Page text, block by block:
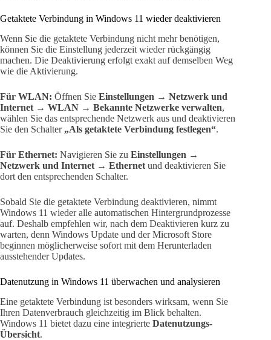
Getaktete Verbindung in Windows 11 wieder deaktivieren
Wenn Sie die getaktete Verbindung nicht mehr benötigen,
können Sie die Einstellung jederzeit wieder rückgängig
machen. Die Deaktivierung erfolgt exakt auf demselben Weg
wie die Aktivierung.
Für WLAN: Öffnen Sie Einstellungen → Netzwerk und
Internet → WLAN → Bekannte Netzwerke verwalten,
wählen Sie das entsprechende Netzwerk aus und deaktivieren
Sie den Schalter „Als getaktete Verbindung festlegen“.
Für Ethernet: Navigieren Sie zu Einstellungen →
Netzwerk und Internet → Ethernet und deaktivieren Sie
dort den entsprechenden Schalter.
Sobald Sie die getaktete Verbindung deaktivieren, nimmt
Windows 11 wieder alle automatischen Hintergrundprozesse
auf. Deshalb empfehlen wir, nach dem Deaktivieren kurz zu
warten, denn Windows Update und der Microsoft Store
beginnen möglicherweise sofort mit dem Herunterladen
ausstehender Updates.
Datenutzung in Windows 11 überwachen und analysieren
Eine getaktete Verbindung ist besonders wirksam, wenn Sie
Ihren Datenverbrauch gleichzeitig im Blick behalten.
Windows 11 bietet dazu eine integrierte Datenutzungs-
Übersicht.